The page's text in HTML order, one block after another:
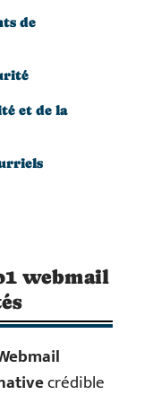
de
et de la
webmail
crédible